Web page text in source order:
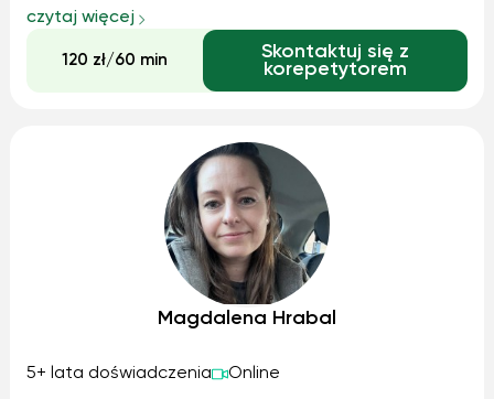
prowadzę terapię zarówno osobom prywatnym, jak i
również w placówkach oświatowych. Moje doświadczenie
sam sprawdź i wyrób sobie własną opinię. Moje ...
czytaj więcej
120 zł/60 min
Skontaktuj się z
korepetytorem
Magdalena Hrabal
5+ lata doświadczenia Online